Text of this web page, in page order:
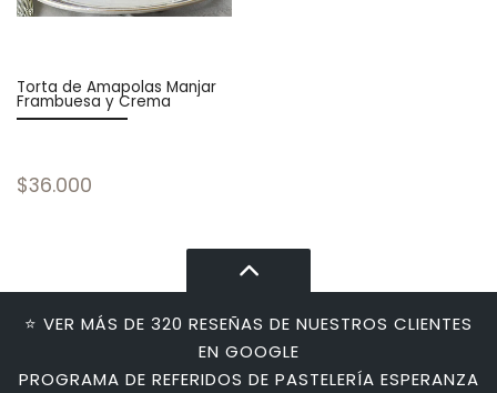
Torta de Amapolas Manjar
Frambuesa y Crema
$36.000
⭐ VER MÁS DE 320 RESEÑAS DE NUESTROS CLIENTES
EN GOOGLE
PROGRAMA DE REFERIDOS DE PASTELERÍA ESPERANZA